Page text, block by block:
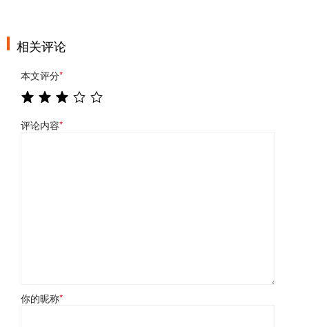
相关评论
本文评分*
评论内容*
你的昵称*